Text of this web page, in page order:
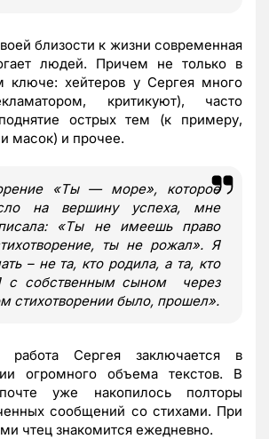
близости к жизни современная
людей. Причем не только в
ключе: хейтеров у Сергея много
критикуют), часто
острых тем (к примеру,
масок) и прочее.
«Ты — море», которое
на вершину успеха, мне
«Ты не имеешь право
ты не рожал». Я
– не та, кто родила, а та, кто
с собственным сыном через
стихотворении было, прошел».
Сергея заключается в
огромного объема текстов. В
уже накопилось полторы
сообщений со стихами. При
чтец знакомится ежедневно.